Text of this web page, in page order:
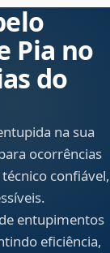
Pia no
do
na sua
ocorrências
confiável,
entupimentos
eficiência,